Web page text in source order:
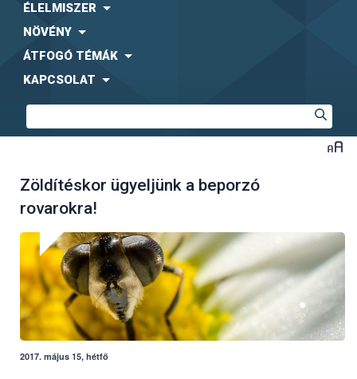
ÉLELMISZER
NÖVÉNY
ÁTFOGÓ TÉMÁK
KAPCSOLAT
Zöldítéskor ügyeljünk a beporzó
rovarokra!
2017. május 15, hétfő